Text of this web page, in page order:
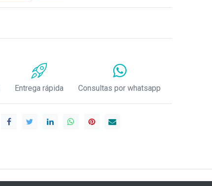
Entrega rápida Consultas por whatsapp